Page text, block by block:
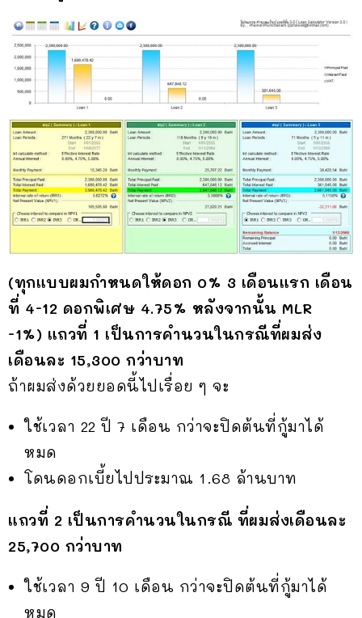
(ทุกแบบผมกำหนดให้ดอก 0% 3 เดือนแรก เดือน
ที่ 4-12 ดอกพิเศษ 4.75% หลังจากนั้น MLR
-1%) แถวที่ 1 เป็นการคำนวนในกรณีที่ผมส่ง
เดือนละ 15,300 กว่าบาท
ถ้าผมส่งด้วยยอดนี้ไปเรื่อย ๆ จะ
ใช้เวลา 22 ปี 7 เดือน กว่าจะปิดต้นที่กู้มาได้
หมด
โดนดอกเบี้ยไปประมาณ 1.68 ล้านบาท
แถวที่ 2 เป็นการคำนวนในกรณี ที่ผมส่งเดือนละ
25,700 กว่าบาท
ใช้เวลา 9 ปี 10 เดือน กว่าจะปิดต้นที่กู้มาได้
หมด